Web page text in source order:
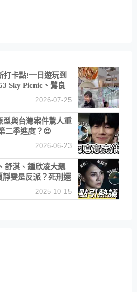
打卡點!一日遊玩到
Sky Picnic、鷺良
之女王》拍攝地、漢
2026-07-25
型與台灣案件驚人重
二季進度？😍
2026-06-23
舒淇、鍾欣凌大飆
雯是反派？死刑還
2025-10-15